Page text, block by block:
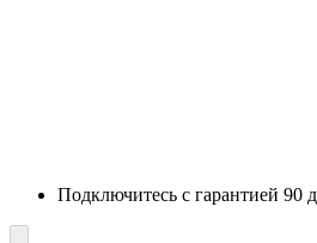
Подключитесь с гарантией 90